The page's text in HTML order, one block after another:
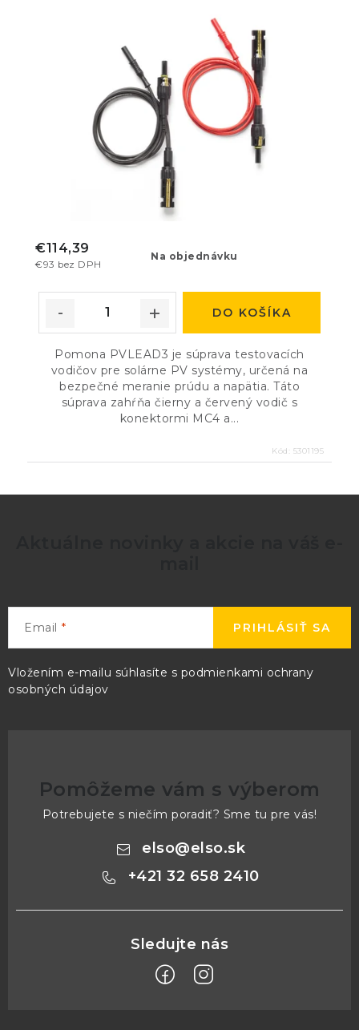
Na objednávku
€93 bez DPH
€114,39
DO KOŠÍKA
Pomona PVLEAD3 je súprava testovacích
vodičov pre solárne PV systémy, určená na
bezpečné meranie prúdu a napätia. Táto
súprava zahŕňa čierny a červený vodič s
konektormi MC4 a...
Kód: 5301195
Email
Vložením e-mailu súhlasíte s podmienkami ochrany
osobných údajov
PRIHLÁSIŤ SA
Pomôžeme vám s výberom
Potrebujete s niečím poradiť? Sme tu pre vás!
elso@elso.sk
+421 32 658 2410